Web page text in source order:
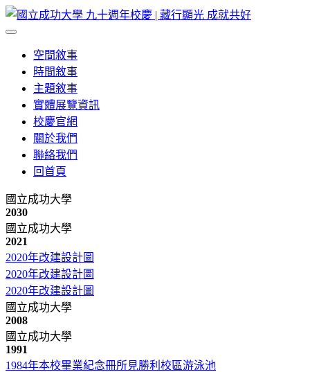
空間敘事
時間敘事
主題敘事
實體展覽資訊
校慶官網
關於我們
聯絡我們
回首頁
國立成功大學
2030
國立成功大學
2021
2020年改建設計圖
2020年改建設計圖
2020年改建設計圖
國立成功大學
2008
國立成功大學
1991
1984年本校畢業紀念冊所見勝利校區游泳池